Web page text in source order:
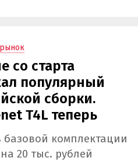
со старта
популярный
сборки.
T4L теперь
базовой комплектации
20 тыс. рублей